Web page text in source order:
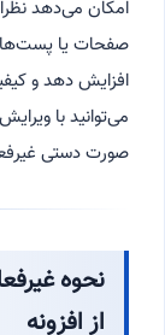
امکان می‌دهد
صفحات یا پست‌های
افزایش دهد و
صورت دستی
نحوه
از افزونه